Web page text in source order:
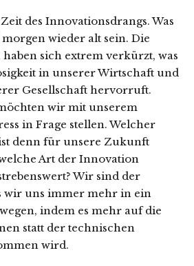
des Innovationsdrangs. Was
wieder alt sein. Die
sich extrem verkürzt, was
in unserer Wirtschaft und
Gesellschaft hervorruft.
wir mit unserem
in Frage stellen. Welcher
denn für unsere Zukunft
Art der Innovation
Wir sind der
wir uns immer mehr in ein
indem es mehr auf die
statt der technischen
wird.